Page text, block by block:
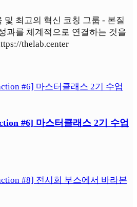
및 최고의 혁신 코칭 그룹 - 본질
과를 체계적으로 연결하는 것을
thelab.center
#6] 마스터클래스 2기 수업